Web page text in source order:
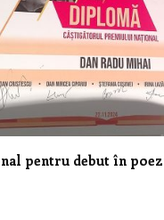
pentru debut în